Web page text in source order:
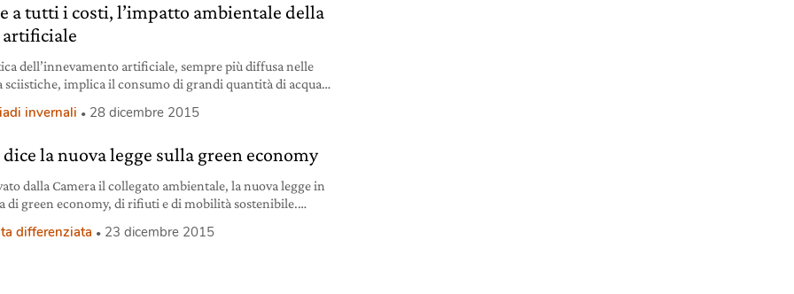
a tutti i costi, l’impatto ambientale della
artificiale
dell’innevamento artificiale, sempre più diffusa nelle
sciistiche, implica il consumo di grandi quantità di acqua
invernali 28 dicembre 2015
dice la nuova legge sulla green economy
dalla Camera il collegato ambientale, la nuova legge in
di green economy, di rifiuti e di mobilità sostenibile.
differenziata 23 dicembre 2015